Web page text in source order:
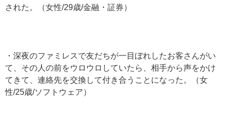
された。（女性/29歳/金融・証券）
・深夜のファミレスで友だちが一目ぼれしたお客さんがい
て、その人の前をウロウロしていたら、相手から声をかけ
てきて、連絡先を交換して付き合うことになった。（女
性/25歳/ソフトウェア）